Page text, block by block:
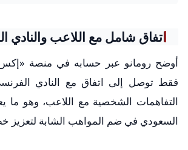
اتفاق شامل مع اللاعب والنادي
أوضح رومانو عبر حسابه في منصة
فقط توصل إلى اتفاق مع النادي
التفاهمات الشخصية مع اللاعب، وهو ما
السعودي في ضم المواهب الشابة لتعزيز